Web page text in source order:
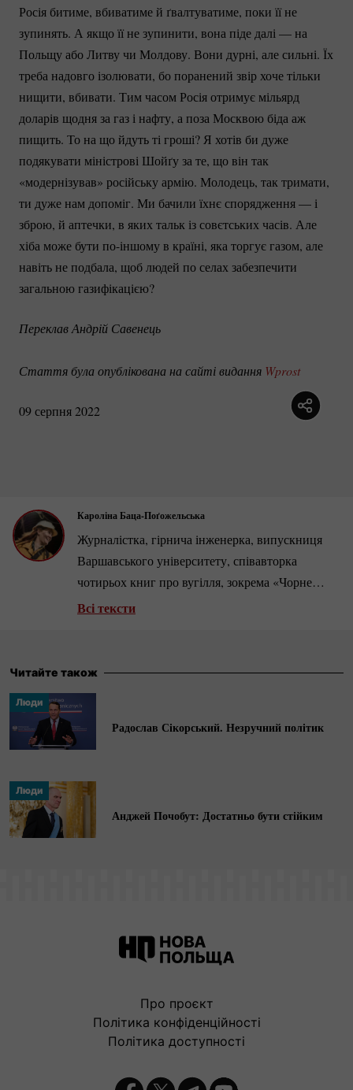
Росія битиме, вбиватиме й ґвалтуватиме, поки її не
зупинять. А якщо її не зупинити, вона піде далі — на
Польщу або Литву чи Молдову. Вони дурні, але сильні. Їх
треба надовго ізолювати, бо поранений звір хоче тільки
нищити, вбивати. Тим часом Росія отримує мільярд
доларів щодня за газ і нафту, а поза Москвою біда аж
пищить. То на що йдуть ті гроші? Я хотів би дуже
подякувати міністрові Шойґу за те, що він так
«модернізував» російську армію. Молодець, так тримати,
ти дуже нам допоміг. Ми бачили їхнє спорядження — і
зброю, й аптечки, в яких тальк із совєтських часів. Але
хіба може бути по-іншомув країні, яка торгує газом, але
навіть не подбала, щоб людей по селах забезпечити
загальною газифікацією?
Переклав Андрій Савенець
Стаття була опублікована на сайті видання Wprost
09 серпня 2022
Кароліна Баца-Поґожельська
Журналістка, гірнича інженерка, випускниця
Варшавського університету, співавторка
чотирьох книг про вугілля, зокрема «Чорне
золото. Війни за вугілля з Донбасу» спільно з
імені Даріюша Фікуса).
Всі тексти
Читайте також
Люди
Радослав Сікорський. Незручний політик
Люди
Анджей Почобут: Достатньо бути стійким
Про проєкт
Політика конфіденційності
Політика доступності